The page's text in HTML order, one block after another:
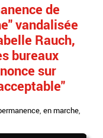
de
vandalisée
Rauch,
bureaux
sur
,en marche,